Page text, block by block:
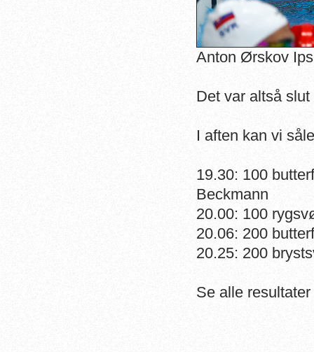
Anton Ørskov
Det var altså
I aften kan vi
19.30: 100
Beckmann
20.00: 100
20.06: 200
20.25: 200
Se alle